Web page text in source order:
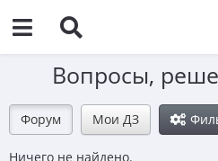
Вопросы,
Форум Мои ДЗ
Ничего не найдено.